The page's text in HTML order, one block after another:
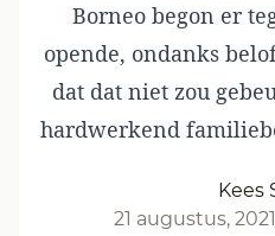
Borneo begon er
opende, ondanks
dat dat niet zou
hardwerkend
Kees
21 augustus, 2021